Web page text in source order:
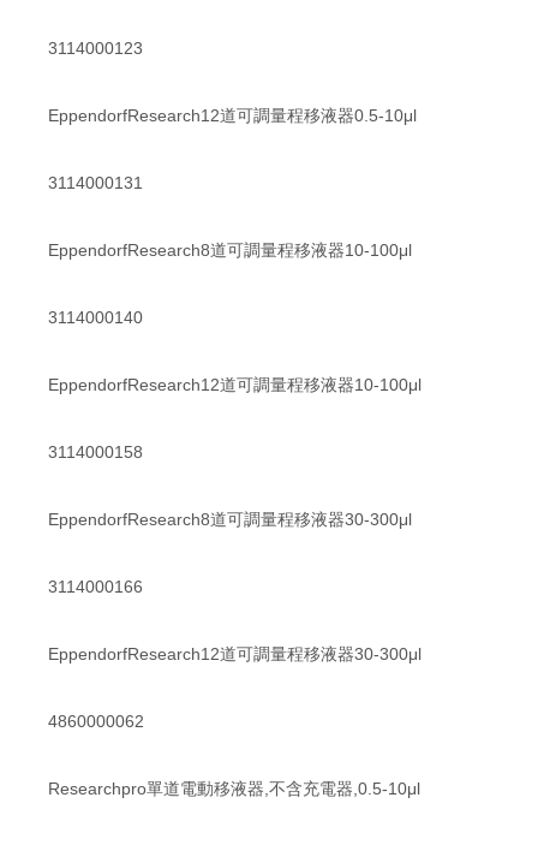
3114000123
EppendorfResearch12道可調量程移液器0.5-10μl
3114000131
EppendorfResearch8道可調量程移液器10-100μl
3114000140
EppendorfResearch12道可調量程移液器10-100μl
3114000158
EppendorfResearch8道可調量程移液器30-300μl
3114000166
EppendorfResearch12道可調量程移液器30-300μl
4860000062
Researchpro單道電動移液器,不含充電器,0.5-10μl